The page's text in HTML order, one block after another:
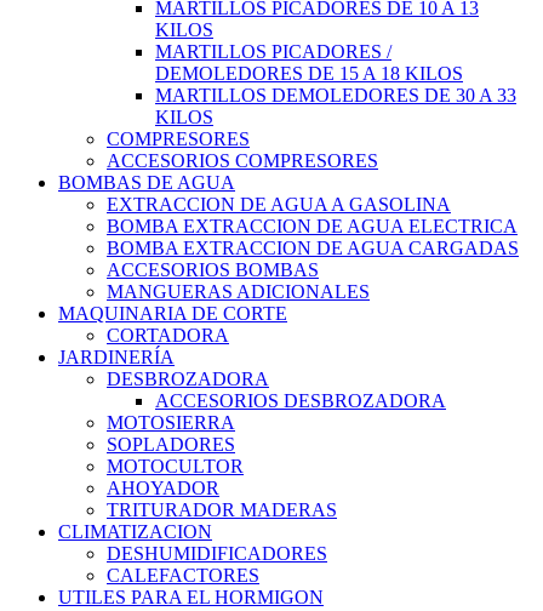
MARTILLOS PICADORES DE 10 A 13
KILOS
MARTILLOS PICADORES /
DEMOLEDORES DE 15 A 18 KILOS
MARTILLOS DEMOLEDORES DE 30 A 33
KILOS
COMPRESORES
ACCESORIOS COMPRESORES
BOMBAS DE AGUA
EXTRACCION DE AGUA A GASOLINA
BOMBA EXTRACCION DE AGUA ELECTRICA
BOMBA EXTRACCION DE AGUA CARGADAS
ACCESORIOS BOMBAS
MANGUERAS ADICIONALES
MAQUINARIA DE CORTE
CORTADORA
JARDINERÍA
DESBROZADORA
ACCESORIOS DESBROZADORA
MOTOSIERRA
SOPLADORES
MOTOCULTOR
AHOYADOR
TRITURADOR MADERAS
CLIMATIZACION
DESHUMIDIFICADORES
CALEFACTORES
UTILES PARA EL HORMIGON